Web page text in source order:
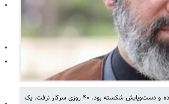
همسر عظیم آقا، باغبان بیت رهبری گفت: عظیم آقا زمین‌خورده و دست‌وپایش شکسته بود. ۴۰ روزی سرکار نرفت. یک